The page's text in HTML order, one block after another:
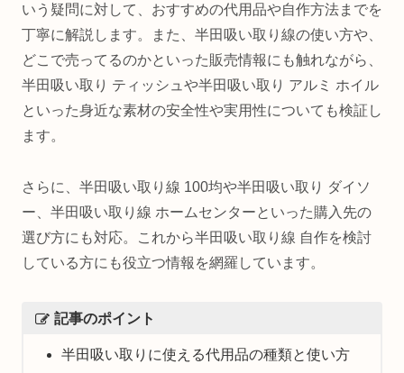
いう疑問に対して、おすすめの代用品や自作方法までを
丁寧に解説します。また、半田吸い取り線の使い方や、
どこで売ってるのかといった販売情報にも触れながら、
半田吸い取り ティッシュや半田吸い取り アルミ ホイル
といった身近な素材の安全性や実用性についても検証し
ます。
さらに、半田吸い取り線 100均や半田吸い取り ダイソ
ー、半田吸い取り線 ホームセンターといった購入先の
選び方にも対応。これから半田吸い取り線 自作を検討
している方にも役立つ情報を網羅しています。
記事のポイント
半田吸い取りに使える代用品の種類と使い方